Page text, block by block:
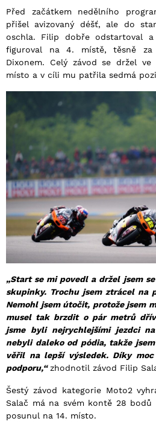
Před začátkem nedělního
přišel avizovaný déšť, ale do
oschla. Filip dobře odstartoval
figuroval na 4. místě, těsně za
Dixonem. Celý závod se držel
místo a v cíli mu patřila sedmá
„Start se mi povedl a držel jsem
skupinky. Trochu jsem ztrácel na
Nemohl jsem útočit, protože jsem
musel tak brzdit o pár metrů
jsme byli nejrychlejšími jezdci
nebyli daleko od pódia, takže
věřil na lepší výsledek. Díky
podporu,“zhodnotil závod Filip
Šestý závod kategorie Moto2
Salač má na svém kontě 28
posunul na 14. místo.